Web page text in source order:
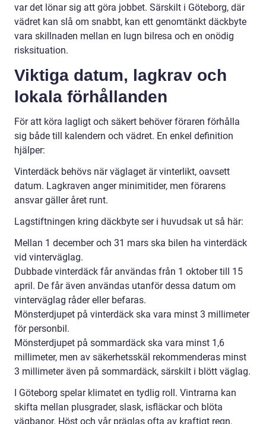
var det lönar sig att göra jobbet. Särskilt i Göteborg, där
vädret kan slå om snabbt, kan ett genomtänkt däckbyte
vara skillnaden mellan en lugn bilresa och en onödig
risksituation.
Viktiga datum, lagkrav och
lokala förhållanden
För att köra lagligt och säkert behöver föraren förhålla
sig både till kalendern och vädret. En enkel definition
hjälper:
Vinterdäck behövs när väglaget är vinterlikt, oavsett
datum. Lagkraven anger minimitider, men förarens
ansvar gäller året runt.
Lagstiftningen kring däckbyte ser i huvudsak ut så här:
Mellan 1 december och 31 mars ska bilen ha vinterdäck
vid vinterväglag.
Dubbade vinterdäck får användas från 1 oktober till 15
april. De får även användas utanför dessa datum om
vinterväglag råder eller befaras.
Mönsterdjupet på vinterdäck ska vara minst 3 millimeter
för personbil.
Mönsterdjupet på sommardäck ska vara minst 1,6
millimeter, men av säkerhetsskäl rekommenderas minst
3 millimeter även på sommardäck, särskilt i blött väglag.
I Göteborg spelar klimatet en tydlig roll. Vintrarna kan
skifta mellan plusgrader, slask, isfläckar och blöta
vägbanor. Höst och vår präglas ofta av kraftigt regn,